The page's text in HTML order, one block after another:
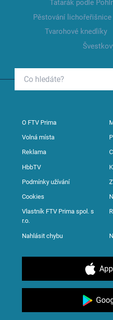
Tatarák podle
Pěstování lichořeřišnice
Tvarohové knedlíky
O FTV Prima
Volná místa
Reklama
HbbTV
Podmínky užívání
Cookies
Vlastník FTV Prima spol. s
r.o.
Nahlásit chybu